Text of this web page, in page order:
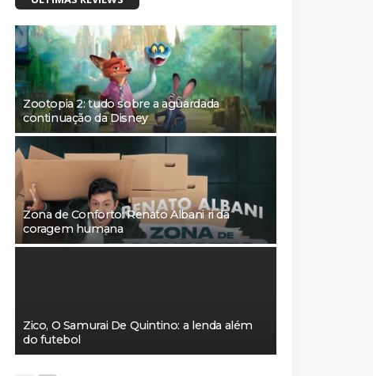
Zootopia 2: tudo sobre a aguardada
continuação da Disney
Zona de Conforto: Renato Albani ri da
coragem humana
Zico, O Samurai De Quintino: a lenda além
do futebol